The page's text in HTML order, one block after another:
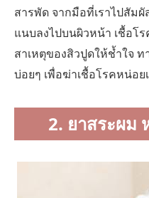
สารพัด จากมือที่เราไปสัม
แนบลงไปบนผิวหน้า เชื้อโ
สาเหตุของสิวปูดให้ช้ำใจ
บ่อยๆ เพื่อฆ่าเชื้อโรคหน่อย
2. ยาสระผม